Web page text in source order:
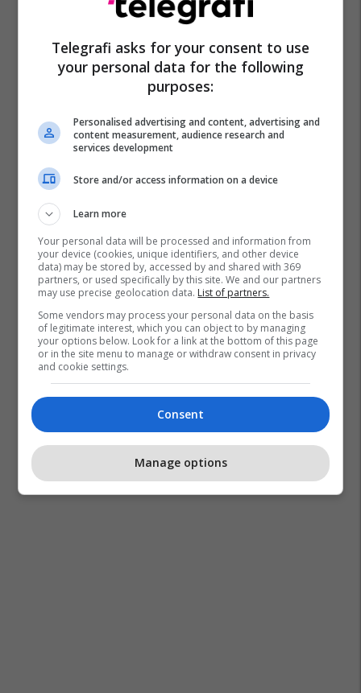
Telegrafi asks for your consent to use
your personal data for the following
purposes:
Personalised advertising and content, advertising and
content measurement, audience research and
services development
Store and/or access information on a device
Learn more
Your personal data will be processed and information from
your device (cookies, unique identifiers, and other device
data) may be stored by, accessed by and shared with 369
partners, or used specifically by this site. We and our partners
may use precise geolocation data. List of partners.
Some vendors may process your personal data on the basis
of legitimate interest, which you can object to by managing
your options below. Look for a link at the bottom of this page
or in the site menu to manage or withdraw consent in privacy
and cookie settings.
Consent
Manage options